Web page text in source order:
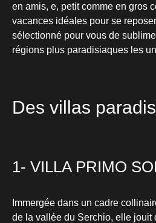
en amis, e, petit comme en gros
vacances idéales pour se
sélectionné pour vous de
régions plus paradisiaques les
Des villas
1- VILLA PRIMO
Immergée dans un cadre
de la vallée du Serchio, elle jouit